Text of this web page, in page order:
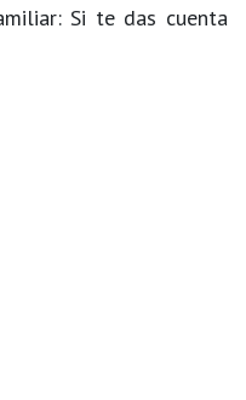
: Si te das cuenta